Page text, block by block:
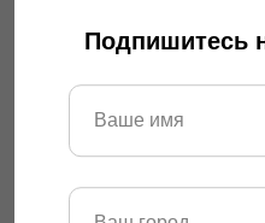
Подпишитесь